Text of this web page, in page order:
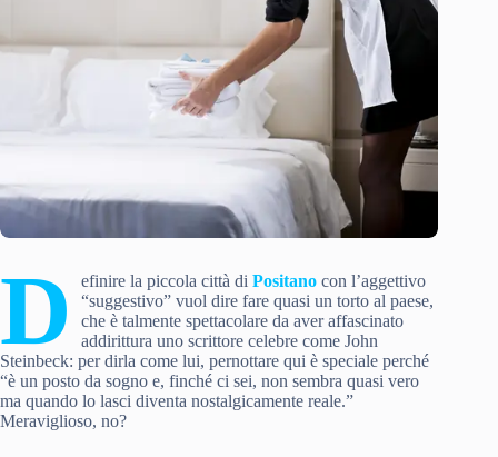
D efinire la piccola città di Positanocon l’aggettivo
“suggestivo” vuol dire fare quasi un torto al paese,
che è talmente spettacolare da aver affascinato
addirittura uno scrittore celebre come John
Steinbeck: per dirla come lui, pernottare qui è speciale perché
“è un posto da sogno e, finché ci sei, non sembra quasi vero
ma quando lo lasci diventa nostalgicamente reale.”
Meraviglioso, no?